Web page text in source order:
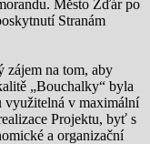
Město Žďár po
Stranám
zájem na tom, aby
„Bouchalky“ byla
využitelná v maximální
Projektu, byť s
a organizační